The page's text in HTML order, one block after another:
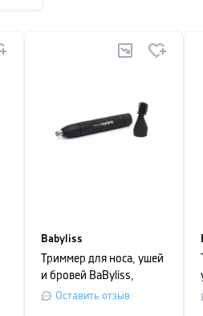
Babyliss
Триммер для носа, ушей
и бровей BaByliss,
черный
Оставить отзыв